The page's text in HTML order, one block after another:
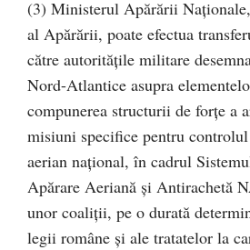
(3) Ministerul Apărării
al Apărării, poate efectua
către autoritățile militare
Nord-Atlantice asupra
compunerea structurii de forțe a
misiuni specifice pentru
aerian național, în cadrul
Apărare Aeriană și Antirachetă
unor coaliții, pe o durată
legii române și ale tratatelor la